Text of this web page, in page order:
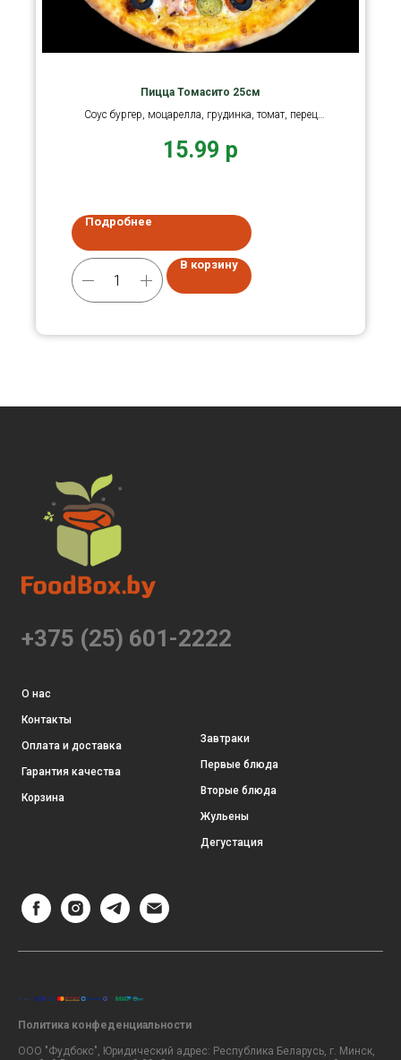
Пицца Томасито 25см
Соус бургер, моцарелла, грудинка, томат, перец
15.99 р
Подробнее
В корзину
+375 (25) 601-2222
О нас
Контакты
Оплата и доставка
Гарантия качества
Корзина
Завтраки
Первые блюда
Вторые блюда
Жульены
Дегустация
Политика конфеденциальности
ООО "Фудбокс", Юридический адрес: Республика Беларусь, г. Минск,